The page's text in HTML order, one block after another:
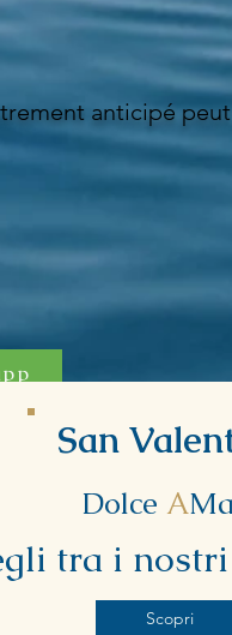
anticipé peut
San
Dolce A
tra i
Scopri